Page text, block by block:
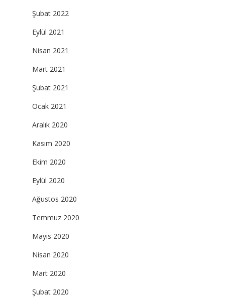
Şubat 2022
Eylül 2021
Nisan 2021
Mart 2021
Şubat 2021
Ocak 2021
Aralık 2020
Kasım 2020
Ekim 2020
Eylül 2020
Ağustos 2020
Temmuz 2020
Mayıs 2020
Nisan 2020
Mart 2020
Şubat 2020